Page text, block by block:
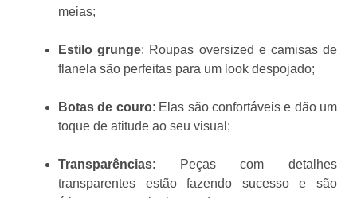
meias;
Estilo grunge: Roupas oversized e camisas de
flanela são perfeitas para um look despojado;
Botas de couro: Elas são confortáveis e dão um
toque de atitude ao seu visual;
Transparências: Peças com detalhes
transparentes estão fazendo sucesso e são